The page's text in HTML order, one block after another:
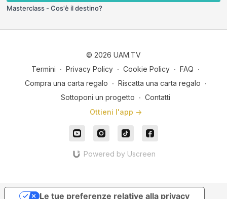
Masterclass - Cos'è il destino?
© 2026 UAM.TV
Termini ∙ Privacy Policy ∙ Cookie Policy ∙ FAQ ∙
Compra una carta regalo ∙ Riscatta una carta regalo ∙
Sottoponi un progetto ∙ Contatti
Ottieni l'app ->
Powered by Uscreen
Le tue preferenze relative alla privacy